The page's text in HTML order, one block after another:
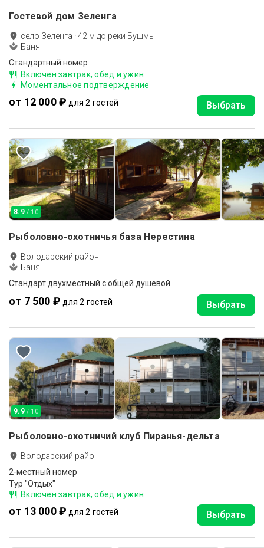
Гостевой дом Зеленга
село Зеленга ·42 м до реки Бушмы
Баня
Стандартный номер
Включен завтрак, обед и ужин
Моментальное подтверждение
от 12 000 ₽ для 2 гостей Выбрать
8.9 / 10
Рыболовно-охотничья база Нерестина
Володарский район
Баня
Стандарт двухместный с общей душевой
от 7 500 ₽ для 2 гостей Выбрать
9.9 / 10
Рыболовно-охотничий клуб Пиранья-дельта
Володарский район
2-местный номер
Тур "Отдых"
Включен завтрак, обед и ужин
от 13 000 ₽ для 2 гостей Выбрать